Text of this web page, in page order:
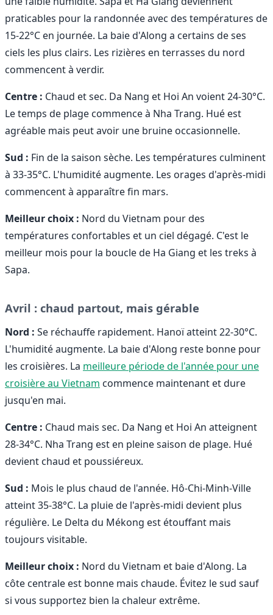
praticables pour la randonnée avec des températures de
15-22°C en journée. La baie d'Along a certains de ses
ciels les plus clairs. Les rizières en terrasses du nord
commencent à verdir.
Centre : Chaud et sec. Da Nang et Hoi An voient 24-30°C.
Le temps de plage commence à Nha Trang. Hué est
agréable mais peut avoir une bruine occasionnelle.
Sud : Fin de la saison sèche. Les températures culminent
à 33-35°C. L'humidité augmente. Les orages d'après-midi
commencent à apparaître fin mars.
Meilleur choix : Nord du Vietnam pour des
températures confortables et un ciel dégagé. C'est le
meilleur mois pour la boucle de Ha Giang et les treks à
Sapa.
Avril : chaud partout, mais gérable
Nord : Se réchauffe rapidement. Hanoï atteint 22-30°C.
L'humidité augmente. La baie d'Along reste bonne pour
les croisières. La meilleure période de l'année pour une
croisière au Vietnam commence maintenant et dure
jusqu'en mai.
Centre : Chaud mais sec. Da Nang et Hoi An atteignent
28-34°C. Nha Trang est en pleine saison de plage. Hué
devient chaud et poussiéreux.
Sud : Mois le plus chaud de l'année. Hô-Chi-Minh-Ville
atteint 35-38°C. La pluie de l'après-midi devient plus
régulière. Le Delta du Mékong est étouffant mais
toujours visitable.
Meilleur choix : Nord du Vietnam et baie d'Along. La
côte centrale est bonne mais chaude. Évitez le sud sauf
si vous supportez bien la chaleur extrême.